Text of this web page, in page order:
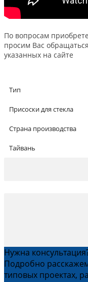
По вопросам
просим Вас
указанных на сайте
Тип
Присоски для стекла
Страна производства
Тайвань
Нужна
Подробно
типовых проектах,